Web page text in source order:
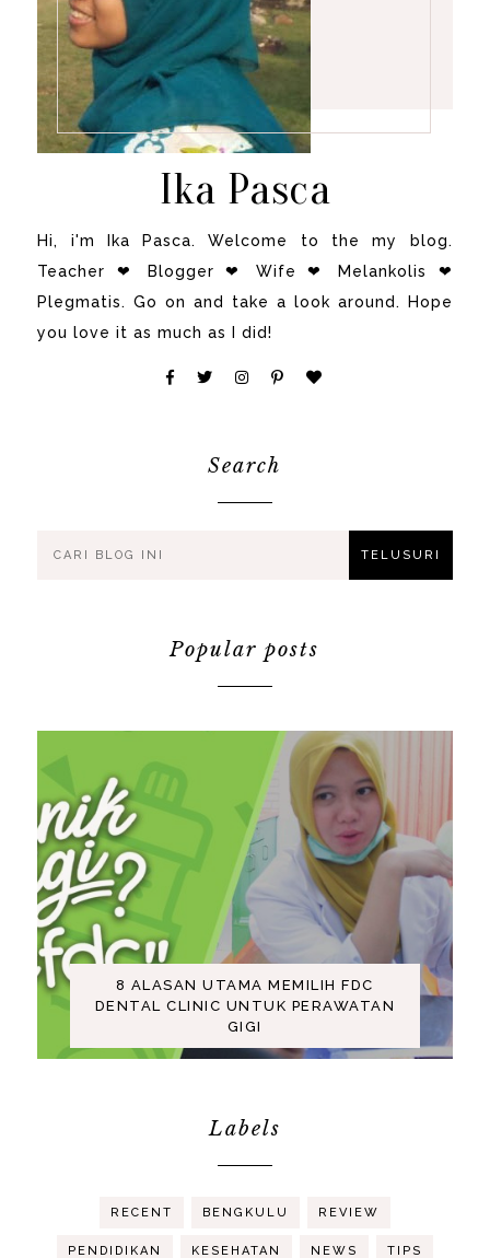
Ika Pasca
Hi, i'm Ika Pasca. Welcome to the my blog.
Teacher ❤ Blogger ❤ Wife ❤ Melankolis ❤
Plegmatis. Go on and take a look around. Hope
you love it as much as I did!
Search
Popular posts
8 ALASAN UTAMA MEMILIH FDC
DENTAL CLINIC UNTUK PERAWATAN
GIGI
Labels
RECENT BENGKULU REVIEW
PENDIDIKAN KESEHATAN NEWS TIPS